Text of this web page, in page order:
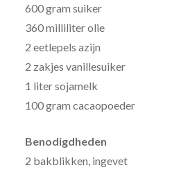
600 gram suiker
360 milliliter olie
2 eetlepels azijn
2 zakjes vanillesuiker
1 liter sojamelk
100 gram cacaopoeder
Benodigdheden
2 bakblikken, ingevet